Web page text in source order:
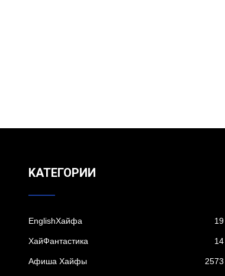
KАТЕГОРИИ
EnglishХайфа 19
XайФантастика 14
Афиша Хайфы 2573